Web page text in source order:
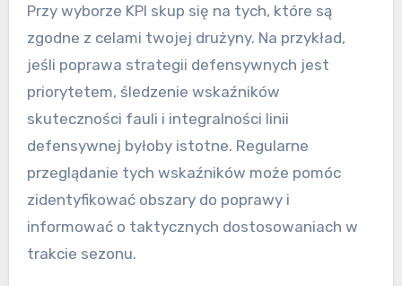
Przy wyborze KPI skup się na tych, które są
zgodne z celami twojej drużyny. Na przykład,
jeśli poprawa strategii defensywnych jest
priorytetem, śledzenie wskaźników
skuteczności fauli i integralności linii
defensywnej byłoby istotne. Regularne
przeglądanie tych wskaźników może pomóc
zidentyfikować obszary do poprawy i
informować o taktycznych dostosowaniach w
trakcie sezonu.